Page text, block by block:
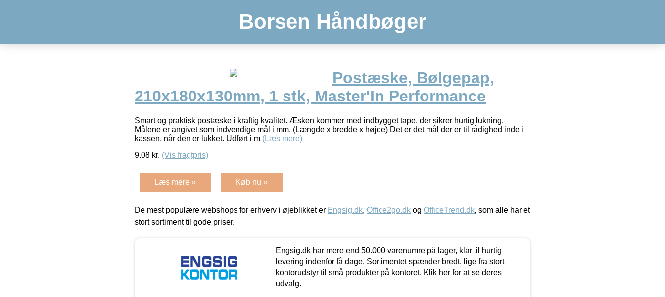
Borsen Håndbøger
Postæske, Bølgepap,
210x180x130mm, 1 stk, Master'In Performance
Smart og praktisk postæske i kraftig kvalitet. Æsken kommer med indbygget tape, der sikrer hurtig lukning.
Målene er angivet som indvendige mål i mm. (Længde x bredde x højde) Det er det mål der er til rådighed inde i
kassen, når den er lukket. Udført i m (Læs mere)
9.08 kr. (Vis fragtpris)
Læs mere » Køb nu »
De mest populære webshops for erhverv i øjeblikket er Engsig.dk, Office2go.dk og OfficeTrend.dk, som alle har et
stort sortiment til gode priser.
Engsig.dk har mere end 50.000 varenumre på lager, klar til hurtig
levering indenfor få dage. Sortimentet spænder bredt, lige fra stort
kontorudstyr til små produkter på kontoret. Klik her for at se deres
udvalg.